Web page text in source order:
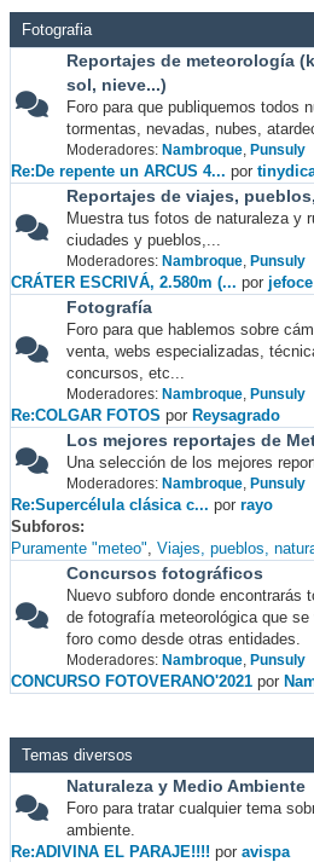
Fotografia
Reportajes de meteorología
sol, nieve...)
Foro para que publiquemos todos
tormentas, nevadas, nubes,
Moderadores: Nambroque, Punsuly
Re:De repente un ARCUS 4... por
Reportajes de viajes,
Muestra tus fotos de naturaleza y
ciudades y pueblos,...
Moderadores: Nambroque, Punsuly
CRÁTER ESCRIVÁ, 2.580m (... por jefoce
Fotografía
Foro para que hablemos sobre
venta, webs especializadas,
concursos, etc...
Moderadores: Nambroque, Punsuly
Re:COLGAR FOTOS por Reysagrado
Los mejores reportajes de
Una selección de los mejores
Moderadores: Nambroque, Punsuly
Re:Supercélula clásica c... por rayo
Subforos
Puramente "meteo" Viajes, pueblos,
Concursos fotográficos
Nuevo subforo donde encontrarás
de fotografía meteorológica que
foro como desde otras entidades.
Moderadores: Nambroque, Punsuly
CONCURSO FOTOVERANO'2021 por
Temas diversos
Naturaleza y Medio Ambiente
Foro para tratar cualquier tema
ambiente.
Re:ADIVINA EL PARAJE!!!! por avispa